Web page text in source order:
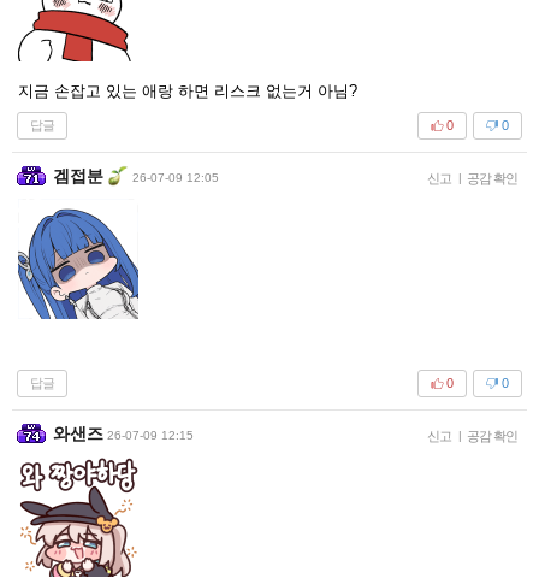
지금 손잡고 있는 애랑 하면 리스크 없는거 아님?
답글 0
0
겜접분 26-07-09 12:05 신고 | 공감 확인
답글 0
0
와샌즈 26-07-09 12:15 신고 | 공감 확인